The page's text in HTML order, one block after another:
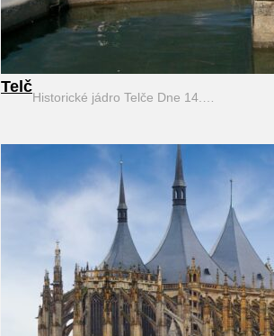
Telč
Historické jádro Telče Dne 14.…